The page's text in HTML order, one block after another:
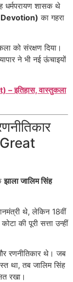
धर्मपरायण शासक थे
Devotion) का गहरा
को संरक्षण दिया।
ने भी नई ऊंचाइयों
इतिहास, वास्तुकला
झाला जालिम सिंह
थे, लेकिन 18वीं
की पूरी सत्ता उन्हीं
रणनीतिकार थे। जब
था, तब जालिम सिंह
रखा।